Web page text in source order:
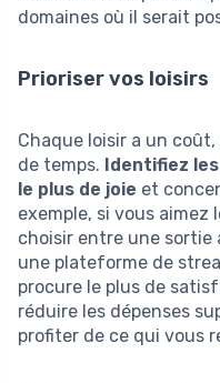
domaines où il serait
Prioriser vos loisirs
Chaque loisir a un
de temps. Identifiez
le plus de joie et
exemple, si vous aimez
choisir entre une sortie
une plateforme de
procure le plus de
réduire les dépenses
profiter de ce qui vous